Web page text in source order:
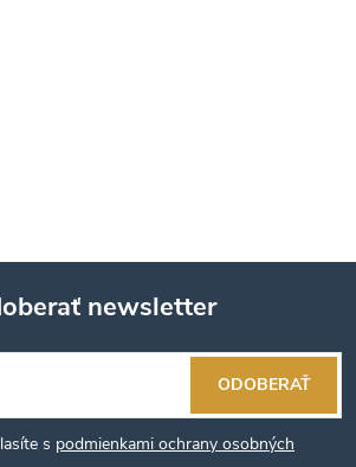
newsletter
s podmienkami ochrany osobných
ODOBERAŤ